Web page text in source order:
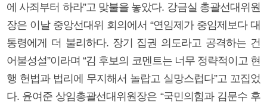
에 사죄부터 하라”고 맞불을 놓았다. 강금실 총괄선대위원
장은 이날 중앙선대위 회의에서 “연임제가 중임제보다 대
통령에게 더 불리하다. 장기 집권 의도라고 공격하는 건
어불성설”이라며 “김 후보의 코멘트는 너무 정략적이고 현
행 헌법과 법리에 무지해서 놀랍고 실망스럽다”고 꼬집었
다. 윤여준 상임총괄선대위원장은 “국민의힘과 김문수 후